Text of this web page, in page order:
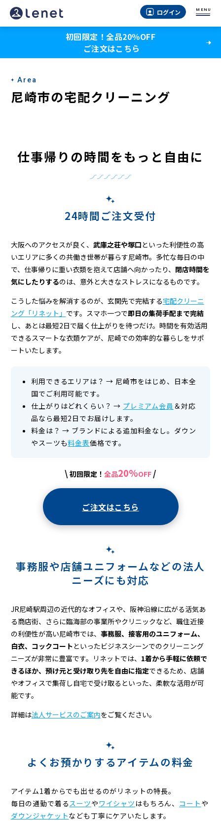
尼
崎
の
宅
配
ログイン MENU
初回限定！全品20％OFF
ご注文はこちら
Area
尼崎市の宅配クリーニング
仕事帰りの時間をもっと自由に
24時間ご注文受付
大阪へのアクセスが良く、 武庫之荘や塚口といった利便性の高
いエリアに多くの共働き世帯が暮らす尼崎市。多忙な毎日の中
で、仕事帰りに重い衣類を抱えて店舗へ向かったり、 閉店時間を
気にしたりするのは、意外と大きなストレスになるものです。
こうした悩みを解消するのが、玄関先で完結する宅配クリーニ
ング「リネット」 です。スマホ一つで即日の集荷手配まで完結
し、あとは最短2日で届く仕上がりを待つだけ。時間を有効活用
できるスマートな衣類ケアが、尼崎での効率的な暮らしをサポ
ートいたします。
利用できるエリアは？ → 尼崎市をはじめ、日本全
国でご利用可能です。
仕上がりはどれくらい？ → プレミアム会員 ＆対応
品なら最短2日でお届けします。
料金は？ → ブランドによる追加料金なし。ダウン
やスーツも料金表価格です。
\ 初回限定！ 全品20%OFF /
ご注文はこちら
事務服や店舗ユニフォームなどの法人
ニーズにも対応
JR尼崎駅周辺の近代的なオフィスや、阪神沿線に広がる活気あ
る商店街、さらに臨海部の事業所やクリニックなど、職住近接
の利便性が高い尼崎市では、 事務服、接客用のユニフォーム、
白衣、コックコートといったビジネスシーンでのクリーニング
ニーズが非常に豊富です。リネットでは、 1着から手軽に依頼で
きるほか、預け元と受け取り先を自由に指定できるため、店舗
やオフィスで集荷し自宅で受け取るといった、柔軟な活用が可
能です。
詳細は法人サービスのご案内をご覧ください。
よくお預かりするアイテムの料金
アイテム1着からでも出せるのがリネットの特長。
毎日の通勤で着る スーツやワイシャツ はもちろん、 コート や
ダウンジャケットなども 丁寧にケアいたします。